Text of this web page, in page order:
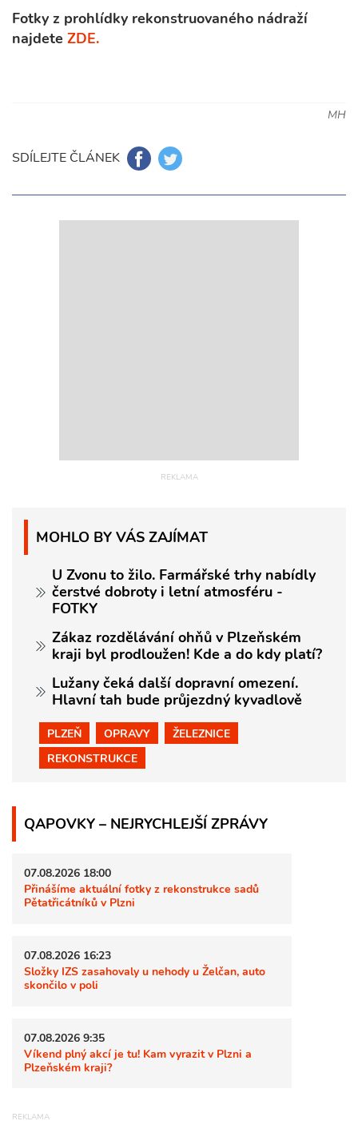
Fotky z prohlídky rekonstruovaného nádraží
najdete ZDE.
MH
SDÍLEJTE ČLÁNEK
MOHLO BY VÁS ZAJÍMAT
U Zvonu to žilo. Farmářské trhy nabídly
čerstvé dobroty i letní atmosféru -
FOTKY
Zákaz rozdělávání ohňů v Plzeňském
kraji byl prodloužen! Kde a do kdy platí?
Lužany čeká další dopravní omezení.
Hlavní tah bude průjezdný kyvadlově
PLZEŇ OPRAVY
ŽELEZNICE
REKONSTRUKCE
QAPOVKY – NEJRYCHLEJŠÍ ZPRÁVY
07.08.2026 18:00
Přinášíme aktuální fotky z rekonstrukce sadů
Pětatřicátníků v Plzni
07.08.2026 16:23
Složky IZS zasahovaly u nehody u Želčan, auto
skončilo v poli
07.08.2026 9:35
Víkend plný akcí je tu! Kam vyrazit v Plzni a
Plzeňském kraji?